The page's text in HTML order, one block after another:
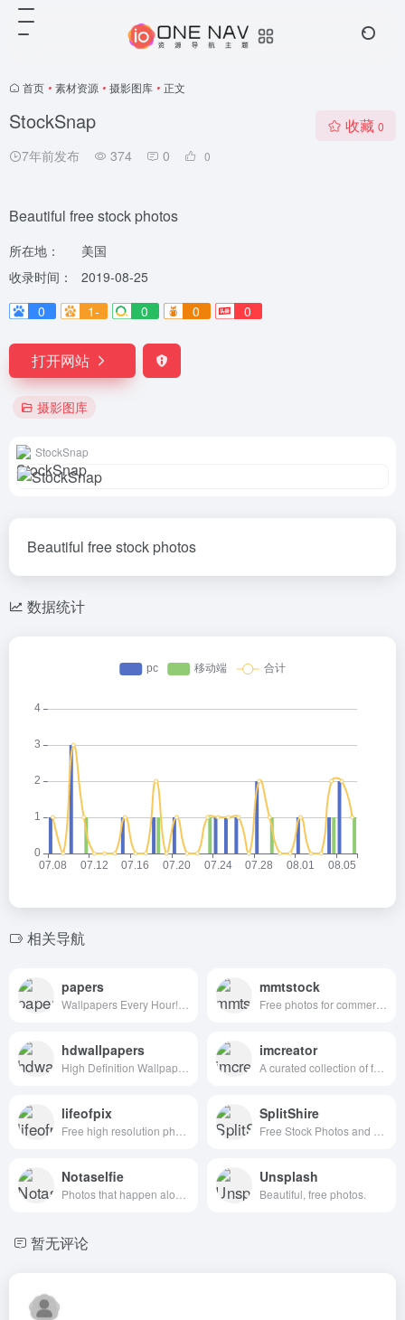
首页 • 素材资源 • 摄影图库 • 正文
StockSnap
7年前发布 374 0 0
收藏 0
Beautiful free stock photos
所在地：
美国
收录时间：
2019-08-25
0
1- 0 0 0
打开网站
摄影图库
StockSnap
Beautiful free stock photos
数据统计
相关导航
papers mmtstock
hdwallpapers imcreator
lifeofpix SplitShire
Notaselfie Unsplash
Beautiful, free photos.
暂无评论